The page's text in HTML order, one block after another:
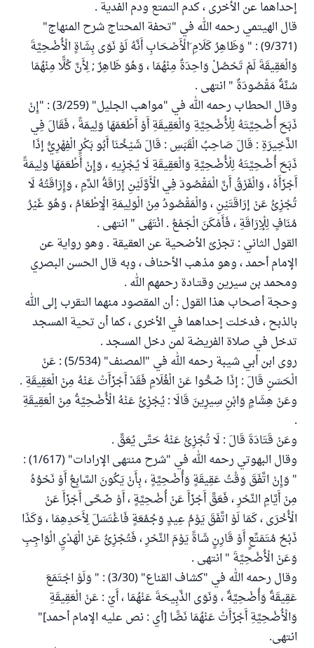
إحداهما عن الأخرى ، كدم التمتع ودم الفدية .
قال الهيتمي رحمه الله في "تحفة المحتاج شرح المنهاج"
(9/371) : " وَظَاهِرُ كَلَامِ َالْأَصْحَابِ أَنَّهُ لَوْ نَوَى بِشَاةٍ الْأُضْحِيَّةَ
وَالْعَقِيقَةَ لَمْ تَحْصُلْ وَاحِدَةٌ مِنْهُمَا ، وَهُوَ ظَاهِرٌ ; لِأَنَّ كُلًّا مِنْهُمَا
سُنَّةٌ مَقْصُودَةٌ " انتهى .
وقال الحطاب رحمه الله في "مواهب الجليل" (3/259) : "إِنْ
ذَبَحَ أُضْحِيَّتَهُ لِلْأُضْحِيَّةِ وَالْعَقِيقَةِ أَوْ أَطْعَمَهَا وَلِيمَةً ، فَقَالَ فِي
الذَّخِيرَةِ : قَالَ صَاحِبُ الْقَبَسِ : قَالَ شَيْخُنَا أَبُو بَكْرٍ الْفِهْرِيُّ إذَا
ذَبَحَ أُضْحِيَّتَهُ لِلْأُضْحِيَّةِ وَالْعَقِيقَةِ لَا يُجْزِيهِ ، وَإِنْ أَطْعَمَهَا وَلِيمَةً
أَجْزَأَهُ ، وَالْفَرْقُ أَنَّ الْمَقْصُودَ فِي الْأَوَّلَيْنِ إرَاقَةُ الدَّمِ ، وَإِرَاقَتُهُ لَا
تُجْزِئُ عَنْ إرَاقَتَيْنِ ، وَالْمَقْصُودُ مِنْ الْوَلِيمَةِ الْإِطْعَامُ ، وَهُوَ غَيْرُ
مُنَافٍ لِلْإِرَاقَةِ ، فَأَمْكَنَ الْجَمْعُ . انْتَهَى " انتهى .
القول الثاني : تجزئ الأضحية عن العقيقة . وهو رواية عن
الإمام أحمد ، وهو مذهب الأحناف ، وبه قال الحسن البصري
ومحمد بن سيرين وقتـادة رحمهم الله .
وحجة أصحاب هذا القول : أن المقصود منهما التقرب إلى الله
بالذبح ، فدخلت إحداهما في الأخرى ، كما أن تحية المسجد
تدخل في صلاة الفريضة لمن دخل المسجد .
روى ابن أبي شيبة رحمه الله في "المصنف" (5/534) : عَنْ
الْحَسَنِ قَالَ : إذَا ضَحُّوا عَنْ الْغُلَامِ فَقَدْ أَجْزَأَتْ عَنْهُ مِنْ الْعَقِيقَةِ .
وعَنْ هِشَامٍ وَابْنِ سِيرِينَ قَالَا : يُجْزِئُ عَنْهُ الْأُضْحِيَّةُ مِنْ الْعَقِيقَةِ
.
وعَنْ قَتَادَةَ قَالَ : لَا تُجْزِئُ عَنْهُ حَتَّى يُعَقَّ .
وقال البهوتي رحمه الله في "شرح منتهى الإرادات" (1/617) :
" وَإِنْ اتَّفَقَ وَقْتُ عَقِيقَةٍ وَأُضْحِيَّةٍ ، بِأَنْ يَكُونَ السَّابِعُ أَوْ نَحْوُهُ
مِنْ أَيَّامِ النَّحْرِ ، فَعَقَّ أَجْزَأَ عَنْ أُضْحِيَّةٍ ، أَوْ ضَحَّى أَجْزَأَ عَنْ
الْأُخْرَى ، كَمَا لَوْ اتَّفَقَ يَوْمُ عِيدٍ وَجُمُعَةٍ فَاغْتَسَلَ لِأَحَدِهِمَا ، وَكَذَا
ذَبْحُ مُتَمَتِّعٍ أَوْ قَارِنٍ شَاةً يَوْمَ النَّحْرِ ، فَتُجْزِئُ عَنْ الْهَدْيِ الْوَاجِبِ
وَعَنْ الْأُضْحِيَّةَ " انتهى .
وقال رحمه الله في "كشاف القناع" (3/30) : " وَلَوْ اجْتَمَعَ
عَقِيقَةٌ وَأُضْحِيَّةٌ ، وَنَوَى الذَّبِيحَةَ عَنْهُمَا ، أَيْ : عَنْ الْعَقِيقَةِ
وَالْأُضْحِيَّةِ أَجْزَأَتْ عَنْهُمَا نَصًّا [أي : نص عليه الإمام أحمد]"
انتهى.